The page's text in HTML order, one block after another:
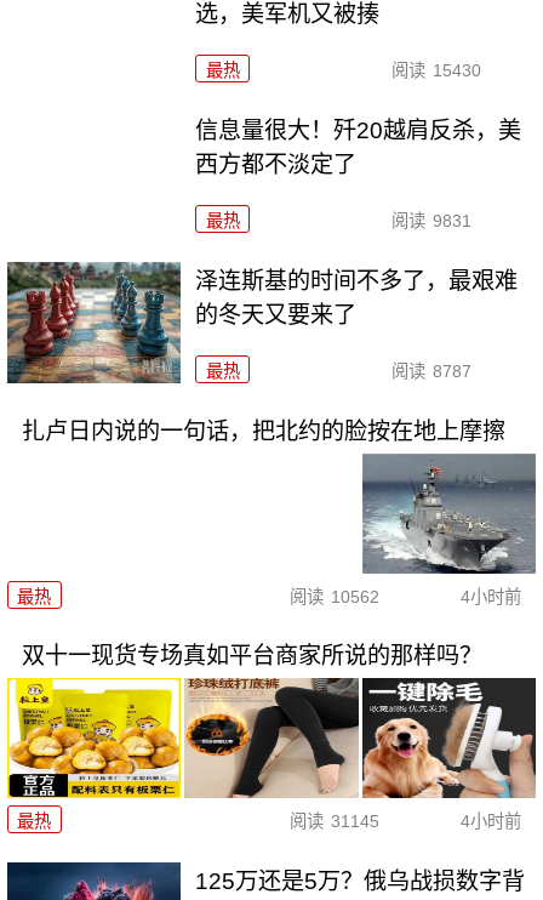
选，美军机又被揍
最热 阅读 15430
信息量很大！歼20越肩反杀，美
西方都不淡定了
最热 阅读 9831
泽连斯基的时间不多了，最艰难
的冬天又要来了
最热 阅读 8787
扎卢日内说的一句话，把北约的脸按在地上摩擦
最热 阅读 10562 4小时前
双十一现货专场真如平台商家所说的那样吗？
最热 阅读 31145 4小时前
125万还是5万？俄乌战损数字背